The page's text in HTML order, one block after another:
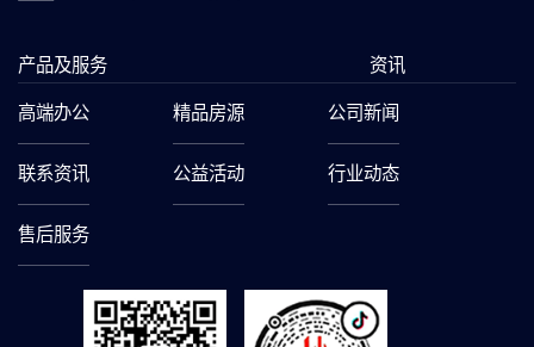
产品及服务 资讯
高端办公
联系资讯
售后服务
精品房源
公益活动
公司新闻
行业动态